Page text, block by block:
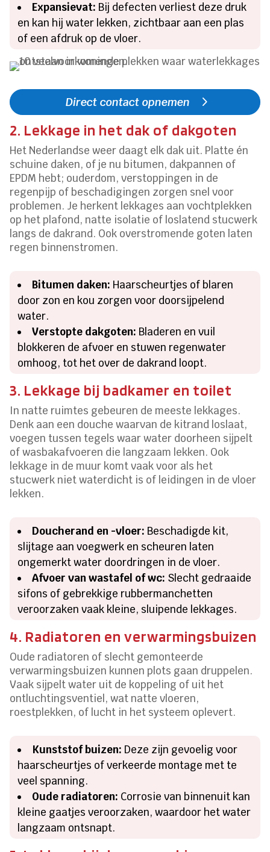
Expansievat: Bij defecten verliest deze druk
en kan hij water lekken, zichtbaar aan een plas
of een afdruk op de vloer.
Direct contact opnemen
2. Lekkage in het dak of dakgoten
Het Nederlandse weer daagt elk dak uit. Platte én
schuine daken, of je nu bitumen, dakpannen of
EPDM hebt; ouderdom, verstoppingen in de
regenpijp of beschadigingen zorgen snel voor
problemen. Je herkent lekkages aan vochtplekken
op het plafond, natte isolatie of loslatend stucwerk
langs de dakrand. Ook overstromende goten laten
regen binnenstromen.
Bitumen daken: Haarscheurtjes of blaren
door zon en kou zorgen voor doorsijpelend
water.
Verstopte dakgoten: Bladeren en vuil
blokkeren de afvoer en stuwen regenwater
omhoog, tot het over de dakrand loopt.
3. Lekkage bij badkamer en toilet
In natte ruimtes gebeuren de meeste lekkages.
Denk aan een douche waarvan de kitrand loslaat,
voegen tussen tegels waar water doorheen sijpelt
of wasbakafvoeren die langzaam lekken. Ook
lekkage in de muur komt vaak voor als het
stucwerk niet waterdicht is of leidingen in de vloer
lekken.
Doucherand en -vloer: Beschadigde kit,
slijtage aan voegwerk en scheuren laten
ongemerkt water doordringen in de vloer.
Afvoer van wastafel of wc: Slecht gedraaide
sifons of gebrekkige rubbermanchetten
veroorzaken vaak kleine, sluipende lekkages.
4. Radiatoren en verwarmingsbuizen
Oude radiatoren of slecht gemonteerde
verwarmingsbuizen kunnen plots gaan druppelen.
Vaak sijpelt water uit de koppeling of uit het
ontluchtingsventiel, wat natte vloeren,
roestplekken, of lucht in het systeem oplevert.
Kunststof buizen: Deze zijn gevoelig voor
haarscheurtjes of verkeerde montage met te
veel spanning.
Oude radiatoren: Corrosie van binnenuit kan
kleine gaatjes veroorzaken, waardoor het water
langzaam ontsnapt.